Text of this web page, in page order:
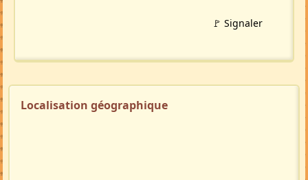
🚩 Signaler
Localisation géographique